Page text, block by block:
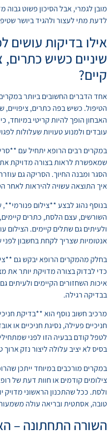
מובן לגמרי, אבל הסיכון פשוט
לדעת מתי לעצור ולהגיד ביושר
אילו בדיקות עושים
שיניים כשיש כתרים,
קיים?
אחד הדברים החשובים ביותר
הטיפול. כשיש בפה כתרים,
האבחון הופך להיות קריטי במיוחד,
עובדים ולמנוע טעויות שעלולות
במקרים רבים הרופא יתחיל עם
שמאפשרת לראות בצורה מדויקת את
הסגר ומבנה החיוך. הסריקה גם
איך התוצאה עשויה להיראות לאחר
בנוסף נהוג לבצע **צילום
השורשים, עצם הלסת, כתרים קיימים,
ולעיתים גם שתלים קיימים. הצילום
אנטומיות שצריך לקחת בחשבון לפני
בחלק מהמקרים הרופא יבקש גם
כדי לבדוק בצורה מדויקת יותר את
איכות השחזורים הקיימים ולעיתים
בבדיקה רגילה.
מרכיב חשוב נוסף הוא **בדיקת
חניכיים פעילה, נסיגת חניכיים או
לטפל קודם בבעיה הזו לפני
בסיס לא יציב עלולה ליצור נזק ארוך
במקרים מורכבים במיוחד ייתכן
צילומים קודמים או חוות דעת של
ולסת. ככל שהתכנון הראשוני מדויק
טובה, אסתטית ובריאה עולה
השורה התחתונה –